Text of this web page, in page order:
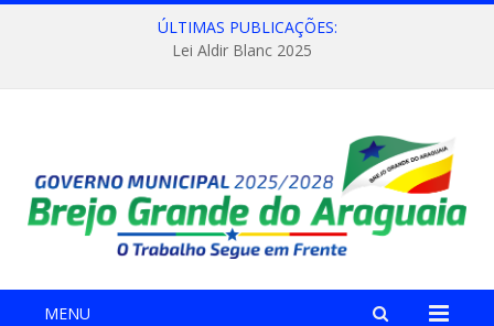
ÚLTIMAS PUBLICAÇÕES:
Lei Aldir Blanc 2025
MENU